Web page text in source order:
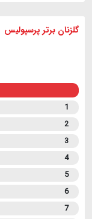
گلزنان برتر پرسپولیس
1
2
3
4
5
6
7